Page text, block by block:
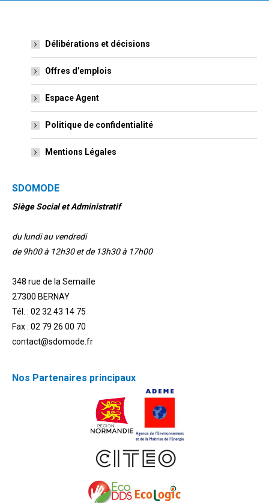
Délibérations et décisions
Offres d’emplois
Espace Agent
Politique de confidentialité
Mentions Légales
SDOMODE
Siège Social et Administratif
du lundi au vendredi
de 9h00 à 12h30 et de 13h30 à 17h00
348 rue de la Semaille
27300 BERNAY
Tél. : 02 32 43 14 75
Fax : 02 79 26 00 70
contact@sdomode.fr
Nos Partenaires principaux